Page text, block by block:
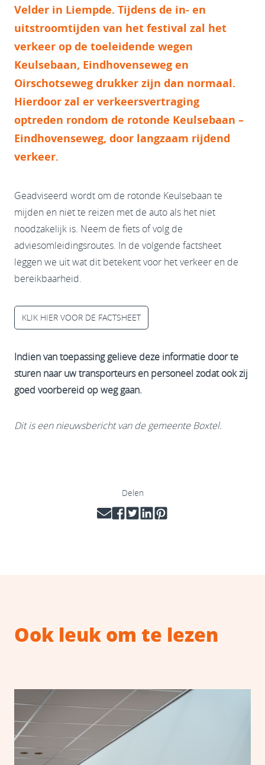
Velder in Liempde. Tijdens de in- en
uitstroomtijden van het festival zal het
verkeer op de toeleidende wegen
Keulsebaan, Eindhovenseweg en
Oirschotseweg drukker zijn dan normaal.
Hierdoor zal er verkeersvertraging
optreden rondom de rotonde Keulsebaan –
Eindhovenseweg, door langzaam rijdend
verkeer.
Geadviseerd wordt om de rotonde Keulsebaan te
mijden en niet te reizen met de auto als het niet
noodzakelijk is. Neem de fiets of volg de
adviesomleidingsroutes. In de volgende factsheet
leggen we uit wat dit betekent voor het verkeer en de
bereikbaarheid.
KLIK HIER VOOR DE FACTSHEET
Indien van toepassing gelieve deze informatie door te
sturen naar uw transporteurs en personeel zodat ook zij
goed voorbereid op weg gaan.
Dit is een nieuwsbericht van de gemeente Boxtel.
Delen
Ook leuk om te lezen